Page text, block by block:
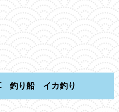
釣り船 イカ釣り